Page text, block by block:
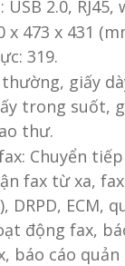
2.0, RJ45,
x 473 x 431
319.
thường, giấy
trong suốt,
thư.
Chuyển
fax từ xa,
DRPD, ECM,
động fax,
báo cáo